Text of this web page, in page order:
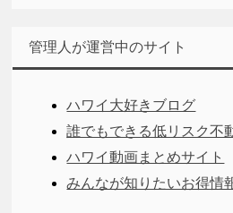
管理人が運営中のサイト
ハワイ大好きブログ
誰でもできる低リスク不
ハワイ動画まとめサイト
みんなが知りたいお得情